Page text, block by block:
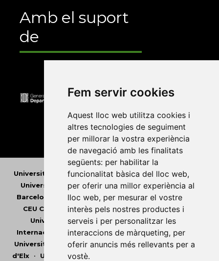
Fem servir cookies
Aquest lloc web utilitza cookies i
altres tecnologies de seguiment
per millorar la vostra experiència
de navegació amb les finalitats
següents: per habilitar la
funcionalitat bàsica del lloc web,
per oferir una millor experiència al
lloc web, per mesurar el vostre
interès pels nostres productes i
serveis i per personalitzar les
interaccions de màrqueting, per
oferir anuncis més rellevants per a
vostè.
Amb el suport
de
Universitat Abat Oliba CEU•Universitat d'Alacant
Universitat d'Andorra•Universitat Autònoma de
Barcelona
Universitat de Barcelona•Universitat
CEU Cardenal Herrera• Universitat de Girona
Universitat de les Illes Balears•Universitat
Internacional de Catalunya • Universitat Jaume I
Universitat de Lleida •Universitat Miguel Hernández
d'Elx• Universitat Oberta de Catalunya